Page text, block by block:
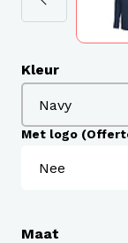
Kleur
Met logo
Maat